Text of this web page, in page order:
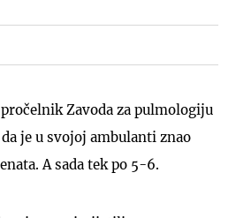
Zavoda za pulmologiju
je u svojoj ambulanti znao
A sada tek po 5-6.